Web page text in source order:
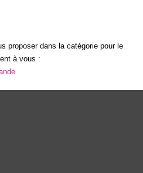
Rejoindre
proposer dans la catégorie pour le
à vous :